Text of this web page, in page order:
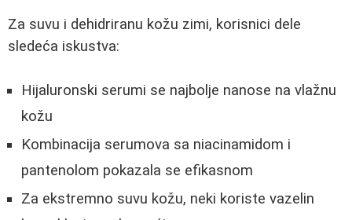
Za suvu i dehidriranu kožu zimi, korisnici dele
sledeća iskustva:
Hijaluronski serumi se najbolje nanose na vlažnu
kožu
Kombinacija serumova sa niacinamidom i
pantenolom pokazala se efikasnom
Za ekstremno suvu kožu, neki koriste vazelin